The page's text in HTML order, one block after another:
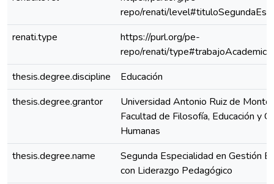
repo/renati/
renati.type
https://purl.org/pe-
repo/renati/type#trabajoAcademico
thesis.degree.discipline
Educación
thesis.degree.grantor
Universidad Antonio Ruiz de
Facultad de Filosofía, Educación y
Humanas
thesis.degree.name
Segunda Especialidad en Gestión
con Liderazgo Pedagógico